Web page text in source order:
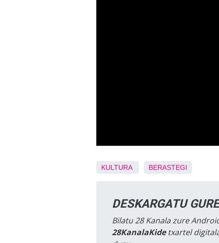
KULTURA BERASTEGI
DESKARGATU
Bilatu 28 Kanala zure
28KanalaKidetxartel